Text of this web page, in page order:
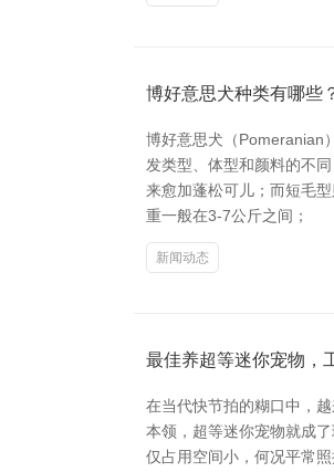
博好意思犬种类有哪些
博好意思犬（Pomeranian
发类型、体型和颜料的不
来愈加蓬松可儿；而短毛
重一般在3-7公斤之间；
新闻动态
最佳养超等迷你宠物，
在当代快节拍的糊口中，
本领，超等迷你宠物就成
仅占用空间小，何况平常